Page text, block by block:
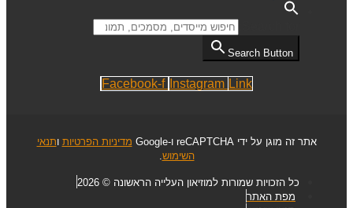
Search Button
Facebook-f Instagram Link
אתר זה מוגן על ידי reCAPTCHA ו-Google מדיניות הפרטיות ותנאי
השימוש
כל הזכויות שמורות למוזיאון העלייה הראשונה © 2026
מפת האתר